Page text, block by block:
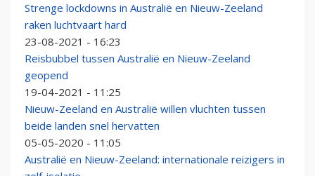
Strenge lockdowns in Australië en Nieuw-Zeeland
raken luchtvaart hard
23-08-2021 - 16:23
Reisbubbel tussen Australië en Nieuw-Zeeland
geopend
19-04-2021 - 11:25
Nieuw-Zeeland en Australië willen vluchten tussen
beide landen snel hervatten
05-05-2020 - 11:05
Australië en Nieuw-Zeeland: internationale reizigers in